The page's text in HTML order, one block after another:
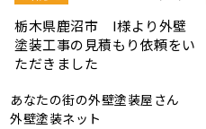
モルタル外壁の特徴と劣化症
状、メンテナンス方法を解説
あなたの街の外壁塗装屋さん
外壁塗装ネット